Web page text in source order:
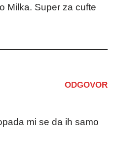
Milka. Super za cufte
ODGOVOR
mi se da ih samo